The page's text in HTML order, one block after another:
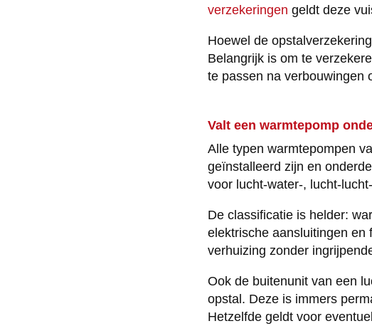
verzekeringen geldt deze
Hoewel de
Belangrijk is om te
te passen na verbouwingen
Valt een warmtepomp
Alle typen warmtepompen
geïnstalleerd zijn en
voor lucht-water-, lucht-
De classificatie is helder:
elektrische aansluitingen en
verhuizing zonder
Ook de buitenunit van een
opstal. Deze is immers
Hetzelfde geldt voor